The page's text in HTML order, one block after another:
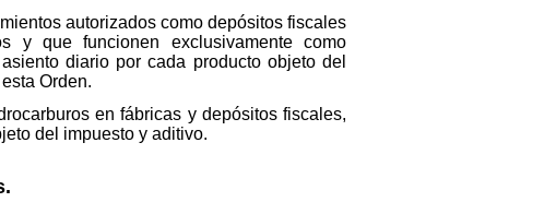
autorizados como depósitos fiscales
y que funcionen exclusivamente como
diario por cada producto objeto del
Orden.
en fábricas y depósitos fiscales,
del impuesto y aditivo.